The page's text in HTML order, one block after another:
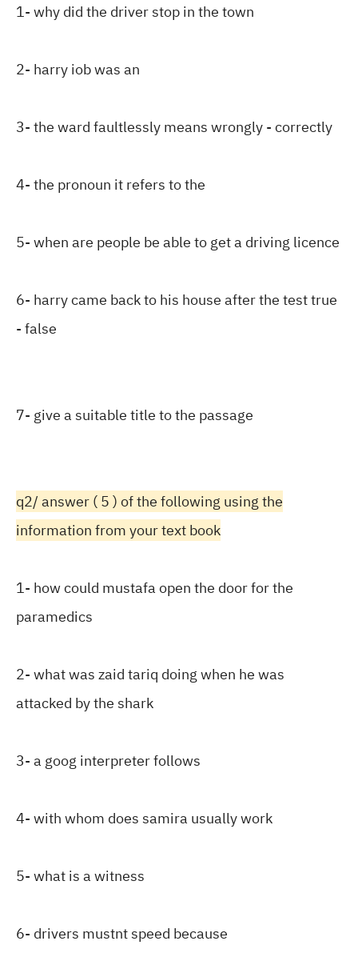
1- why did the driver stop in the town
2- harry iob was an
3- the ward faultlessly means wrongly - correctly
4- the pronoun it refers to the
5- when are people be able to get a driving licence
6- harry came back to his house after the test true
- false
7- give a suitable title to the passage
q2/ answer ( 5 ) of the following using the
information from your text book
1- how could mustafa open the door for the
paramedics
2- what was zaid tariq doing when he was
attacked by the shark
3- a goog interpreter follows
4- with whom does samira usually work
5- what is a witness
6- drivers mustnt speed because